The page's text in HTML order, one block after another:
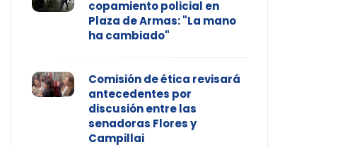
copamiento policial en
Plaza de Armas: "La mano
ha cambiado"
Comisión de ética revisará
antecedentes por
discusión entre las
senadoras Flores y
Campillai